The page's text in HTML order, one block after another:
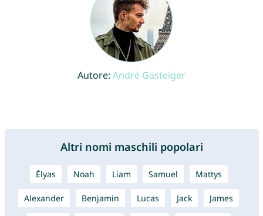
Autore: André Gasteiger
Altri nomi maschili popolari
Élyas Noah Liam Samuel Mattys
Alexander Benjamin Lucas Jack James